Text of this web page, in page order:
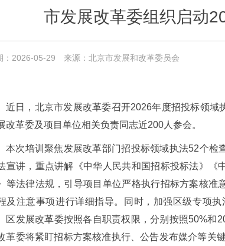
市发展改革委组织启动
：2026-05-29 来源：北京市发展和改革委员会
近日，北京市发展改革委召开2026年度招投标领
改革委及项目单位相关负责同志近200人参会。
本次培训聚焦发展改革部门招投标领域执法52个
宣讲，重点讲解《中华人民共和国招标投标法》《
等法律法规，引导项目单位严格执行招标方案核
及注意事项进行详细指导。同时，加强区级专项
区发展改革委按照各自职责权限，分别按照50%和
革委将紧盯招标方案核准执行、公告发布媒介等关